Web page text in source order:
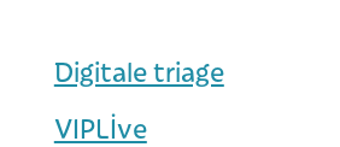
Digitale triage
VIPLive